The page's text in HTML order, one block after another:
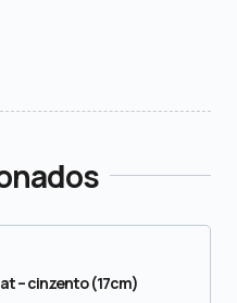
– cinzento (17cm)